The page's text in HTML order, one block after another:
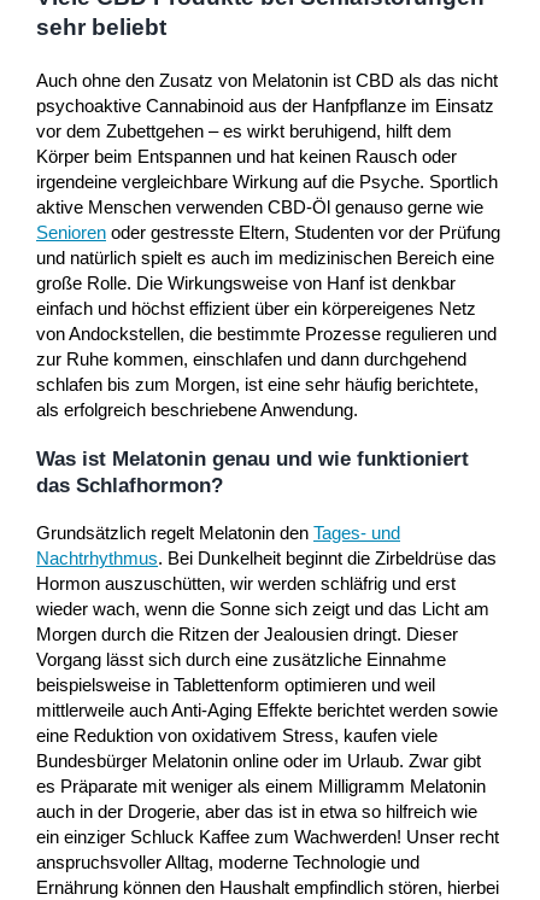
sehr beliebt
Auch ohne den Zusatz von Melatonin ist CBD als das nicht
psychoaktive Cannabinoid aus der Hanfpflanze im Einsatz
vor dem Zubettgehen – es wirkt beruhigend, hilft dem
Körper beim Entspannen und hat keinen Rausch oder
irgendeine vergleichbare Wirkung auf die Psyche. Sportlich
aktive Menschen verwenden CBD-Öl genauso gerne wie
Senioren oder gestresste Eltern, Studenten vor der Prüfung
und natürlich spielt es auch im medizinischen Bereich eine
große Rolle. Die Wirkungsweise von Hanf ist denkbar
einfach und höchst effizient über ein körpereigenes Netz
von Andockstellen, die bestimmte Prozesse regulieren und
zur Ruhe kommen, einschlafen und dann durchgehend
schlafen bis zum Morgen, ist eine sehr häufig berichtete,
als erfolgreich beschriebene Anwendung.
Was ist Melatonin genau und wie funktioniert
das Schlafhormon?
Grundsätzlich regelt Melatonin den Tages- und
Nachtrhythmus. Bei Dunkelheit beginnt die Zirbeldrüse das
Hormon auszuschütten, wir werden schläfrig und erst
wieder wach, wenn die Sonne sich zeigt und das Licht am
Morgen durch die Ritzen der Jealousien dringt. Dieser
Vorgang lässt sich durch eine zusätzliche Einnahme
beispielsweise in Tablettenform optimieren und weil
mittlerweile auch Anti-Aging Effekte berichtet werden sowie
eine Reduktion von oxidativem Stress, kaufen viele
Bundesbürger Melatonin online oder im Urlaub. Zwar gibt
es Präparate mit weniger als einem Milligramm Melatonin
auch in der Drogerie, aber das ist in etwa so hilfreich wie
ein einziger Schluck Kaffee zum Wachwerden! Unser recht
anspruchsvoller Alltag, moderne Technologie und
Ernährung können den Haushalt empfindlich stören, hierbei